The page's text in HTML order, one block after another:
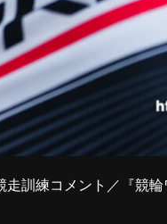
走訓練コメント／『競